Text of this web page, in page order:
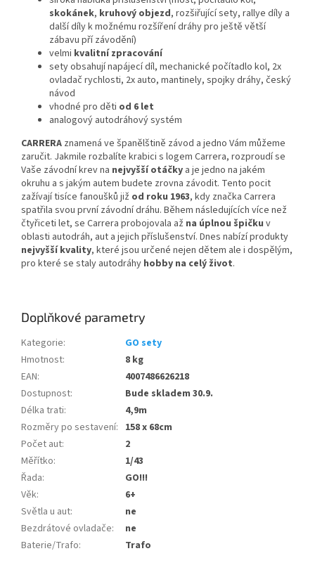
skokánek, kruhový objezd, rozšiřující sety, rallye díly a
další díly k možnému rozšíření dráhy pro ještě větší
zábavu pří závodění)
velmi kvalitní zpracování
sety obsahují napájecí díl, mechanické počítadlo kol, 2x
ovladač rychlosti, 2x auto, mantinely, spojky dráhy, český
návod
vhodné pro děti od 6 let
analogový autodráhový systém
CARRERA znamená ve španělštině závod a jedno Vám můžeme
zaručit. Jakmile rozbalíte krabici s logem Carrera, rozproudí se
Vaše závodní krev na nejvyšší otáčky a je jedno na jakém
okruhu a s jakým autem budete zrovna závodit. Tento pocit
zažívají tisíce fanoušků již od roku 1963, kdy značka Carrera
spatřila svou první závodní dráhu. Během následujících více než
čtyřiceti let, se Carrera probojovala až na úplnou špičku v
oblasti autodráh, aut a jejich příslušenství. Dnes nabízí produkty
nejvyšší kvality, které jsou určené nejen dětem ale i dospělým,
pro které se staly autodráhy hobby na celý život.
Doplňkové parametry
Kategorie:
GO sety
Hmotnost:
8 kg
EAN:
4007486626218
Dostupnost:
Bude skladem 30.9.
Délka trati:
4,9m
Rozměry po sestavení: 158 x 68cm
Počet aut:
2
Měřítko:
1/43
Řada:
GO!!!
Věk:
6+
Světla u aut:
ne
Bezdrátové ovladače:
ne
Baterie/Trafo: Trafo